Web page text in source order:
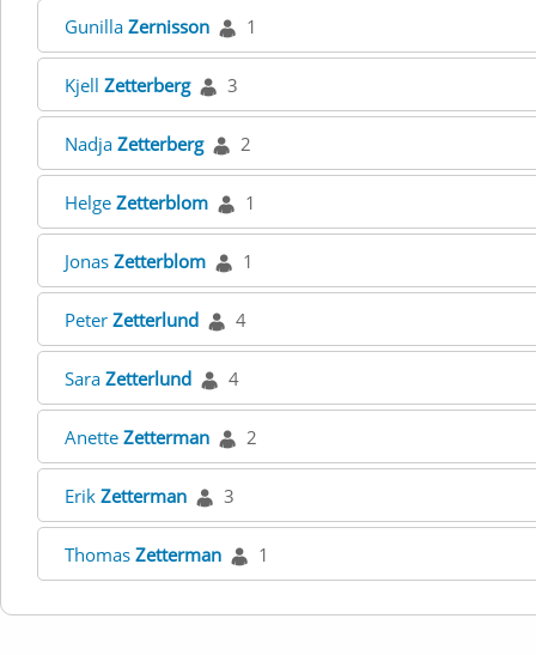
Gunilla Zernisson 1
Kjell Zetterberg 3
Nadja Zetterberg 2
Helge Zetterblom 1
Jonas Zetterblom 1
Peter Zetterlund 4
Sara Zetterlund 4
Anette Zetterman 2
Erik Zetterman 3
Thomas Zetterman 1